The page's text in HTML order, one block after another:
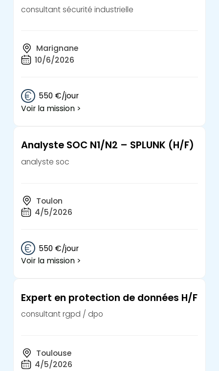
consultant sécurité industrielle
Marignane
10/6/2026
550 €/jour
Voir la mission >
Analyste SOC N1/N2 – SPLUNK (H/F)
analyste soc
Toulon
4/5/2026
550 €/jour
Voir la mission >
Expert en protection de données H/F
consultant rgpd / dpo
Toulouse
4/5/2026